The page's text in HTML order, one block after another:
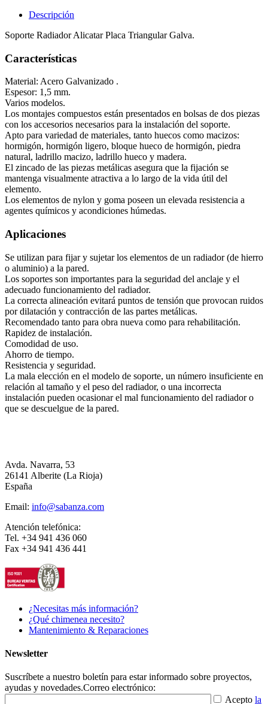
Descripción
Soporte Radiador Alicatar Placa Triangular Galva.
Características
Material: Acero Galvanizado .
Espesor: 1,5 mm.
Varios modelos.
Los montajes compuestos están presentados en bolsas de dos piezas
con los accesorios necesarios para la instalación del soporte.
Apto para variedad de materiales, tanto huecos como macizos:
hormigón, hormigón ligero, bloque hueco de hormigón, piedra
natural, ladrillo macizo, ladrillo hueco y madera.
El zincado de las piezas metálicas asegura que la fijación se
mantenga visualmente atractiva a lo largo de la vida útil del
elemento.
Los elementos de nylon y goma poseen un elevada resistencia a
agentes químicos y acondiciones húmedas.
Aplicaciones
Se utilizan para fijar y sujetar los elementos de un radiador (de hierro
o aluminio) a la pared.
Los soportes son importantes para la seguridad del anclaje y el
adecuado funcionamiento del radiador.
La correcta alineación evitará puntos de tensión que provocan ruidos
por dilatación y contracción de las partes metálicas.
Recomendado tanto para obra nueva como para rehabilitación.
Rapidez de instalación.
Comodidad de uso.
Ahorro de tiempo.
Resistencia y seguridad.
La mala elección en el modelo de soporte, un número insuficiente en
relación al tamaño y el peso del radiador, o una incorrecta
instalación pueden ocasionar el mal funcionamiento del radiador o
que se descuelgue de la pared.
Avda. Navarra, 53
26141 Alberite (La Rioja)
España
Email: info@sabanza.com
Atención telefónica:
Tel. +34 941 436 060
Fax +34 941 436 441
¿Necesitas más información?
¿Qué chimenea necesito?
Mantenimiento & Reparaciones
Newsletter
Suscríbete a nuestro boletín para estar informado sobre proyectos,
ayudas y novedades.Correo electrónico:
Acepto la